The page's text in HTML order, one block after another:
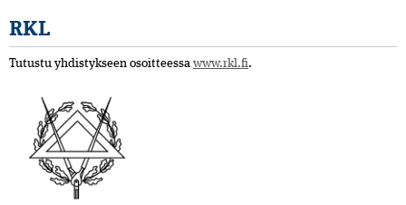
RKL
Tutustu yhdistykseen osoitteessa www.rkl.fi.